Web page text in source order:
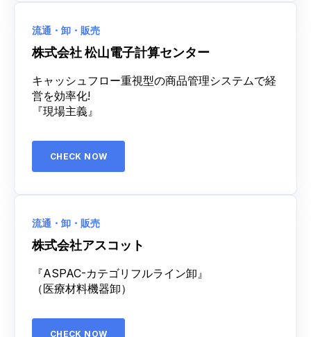
流通・卸・販売
株式会社 松山電子計算センター
キャッシュフロー重視型の商品管理システムで経
営を効率化!
『現場主義』
CHECK NOW
流通・卸・販売
株式会社アスコット
『ASPAC-カテゴリフルライン卸』
（医療材料機器卸）
CHECK NOW